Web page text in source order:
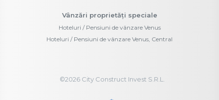
Vânzări proprietăți speciale
Hoteluri / Pensiuni de vânzare Venus
Hoteluri / Pensiuni de vânzare Venus, Central
©2026City Construct Invest S.R.L.